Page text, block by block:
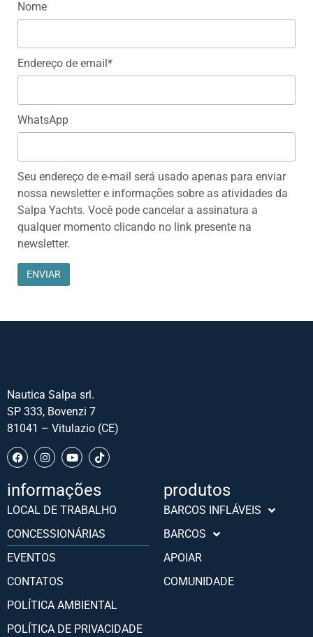
Nome
Endereço de email*
WhatsApp
Seu endereço de e-mail será usado apenas para enviar
nossa newsletter e informações sobre as atividades da
Salpa Yachts. Você pode cancelar a assinatura a
qualquer momento clicando no link presente na
newsletter.
Nautica Salpa srl.
SP 333, Bovenzi 7
81041 – Vitulazio (CE)
informações
LOCAL DE TRABALHO
CONCESSIONÁRIAS
EVENTOS
CONTATOS
POLÍTICA AMBIENTAL
POLÍTICA DE PRIVACIDADE
produtos
BARCOS INFLÁVEIS
BARCOS
APOIAR
COMUNIDADE